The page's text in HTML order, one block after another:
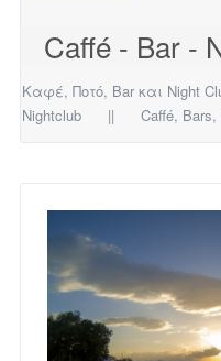
Caffé - Bar -
Καφέ, Ποτό, Bar και
Nightclub || Caffé, Bars,